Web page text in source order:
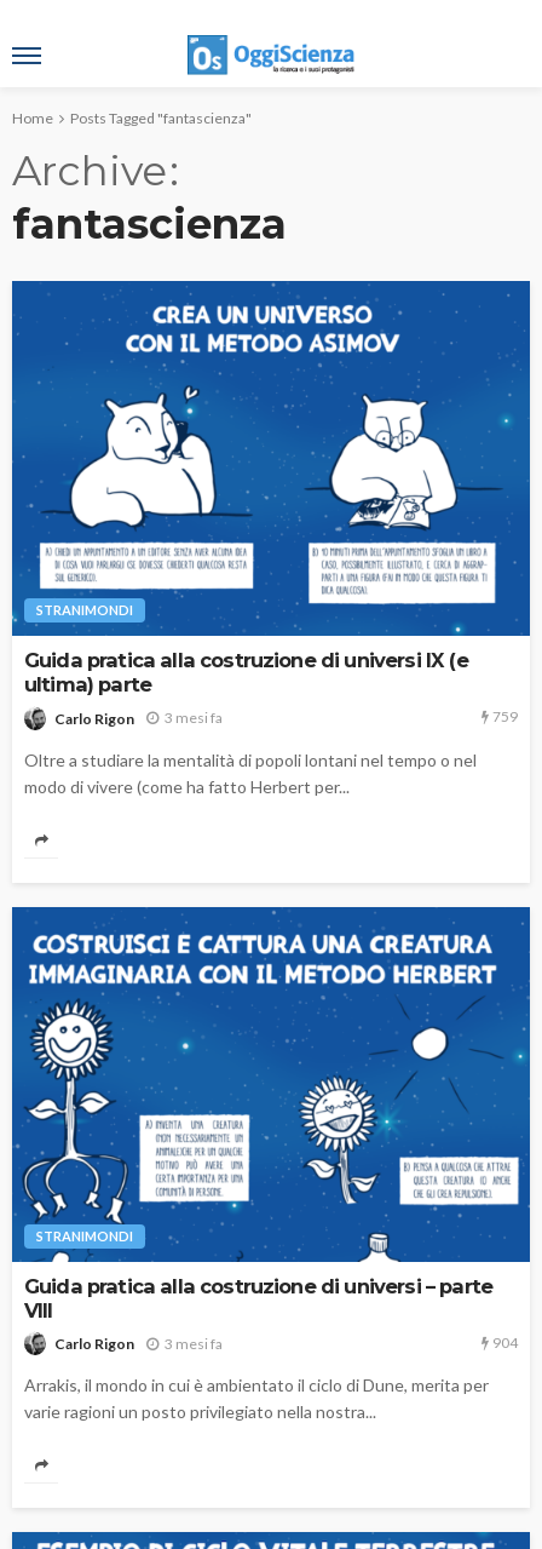
Home Posts Tagged "fantascienza"
Archive
fantascienza
STRANIMONDI
Guida pratica alla costruzione di universi IX (e
ultima) parte
Carlo Rigon 3 mesi fa 759
Oltre a studiare la mentalità di popoli lontani nel tempo o nel
modo di vivere (come ha fatto Herbert per...
STRANIMONDI
Guida pratica alla costruzione di universi – parte
VIII
Carlo Rigon 3 mesi fa 904
Arrakis, il mondo in cui è ambientato il ciclo di Dune, merita per
varie ragioni un posto privilegiato nella nostra...